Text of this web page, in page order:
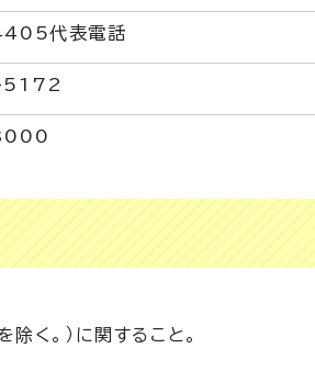
代表電話
く。）に関すること。